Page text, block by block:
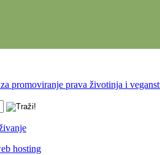
promoviranje prava životinja i
hosting